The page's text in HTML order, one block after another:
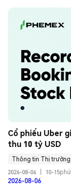
Cổ phiếu Uber
thu 10 tỷ USD
Thông tin Thị trường
2026-08-06
10-
2026-08-06